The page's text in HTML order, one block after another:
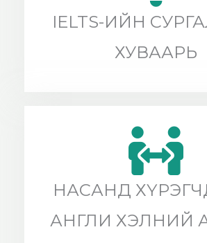
IELTS-ИЙН
ХУВААРЬ
НАСАНД
АНГЛИ ХЭЛНИЙ